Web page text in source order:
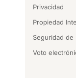
Privacidad
Propiedad
Seguridad de
Voto